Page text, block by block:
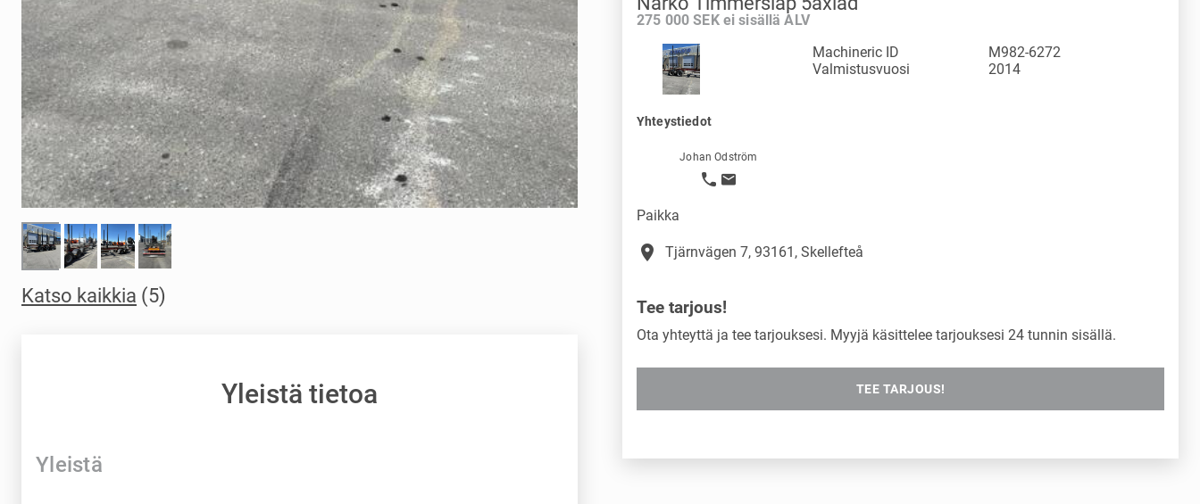
Katso kaikkia (5)
Yleistä tietoa
Yleistä
275 000 SEK ei sisällä ALV
Machineric ID
M982-6272
Valmistusvuosi
2014
Yhteystiedot
Johan Odström
Paikka
place Tjärnvägen 7, 93161, Skellefteå
Tee tarjous!
Ota yhteyttä ja tee tarjouksesi. Myyjä käsittelee tarjouksesi 24 tunnin sisällä.
TEE TARJOUS!